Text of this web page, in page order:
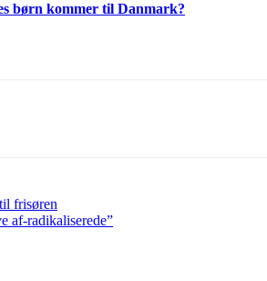
børn kommer til Danmark?
frisøren
af-radikaliserede”